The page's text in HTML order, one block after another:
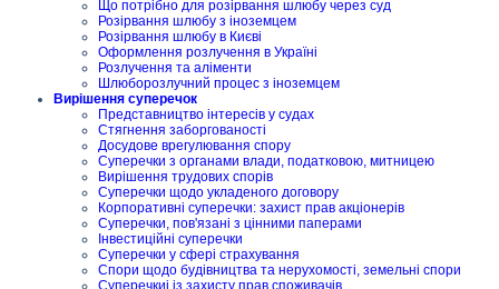
Що потрібно для розірвання шлюбу через суд
Розірвання шлюбу з іноземцем
Розірвання шлюбу в Києві
Оформлення розлучення в Україні
Розлучення та аліменти
Шлюборозлучний процес з іноземцем
Вирішення суперечок
Представництво інтересів у судах
Стягнення заборгованості
Досудове врегулювання спору
Суперечки з органами влади, податковою, митницею
Вирішення трудових спорів
Суперечки щодо укладеного договору
Корпоративні суперечки: захист прав акціонерів
Суперечки, пов'язані з цінними паперами
Інвестиційні суперечки
Суперечки у сфері страхування
Спори щодо будівництва та нерухомості, земельні спори